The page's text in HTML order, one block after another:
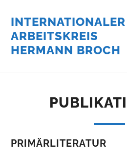
INTERNATIONALER
ARBEITSKREIS
HERMANN BROCH
PRIMÄRLITERATUR